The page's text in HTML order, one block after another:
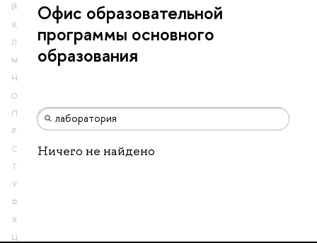
Й
К
Л
М
Н
О
П
Р
С
Т
У
Ф
Х
Ц
Офис образовательной
программы основного
образования
Ничего не найдено